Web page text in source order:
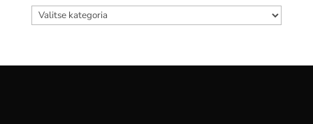
Kategoriat